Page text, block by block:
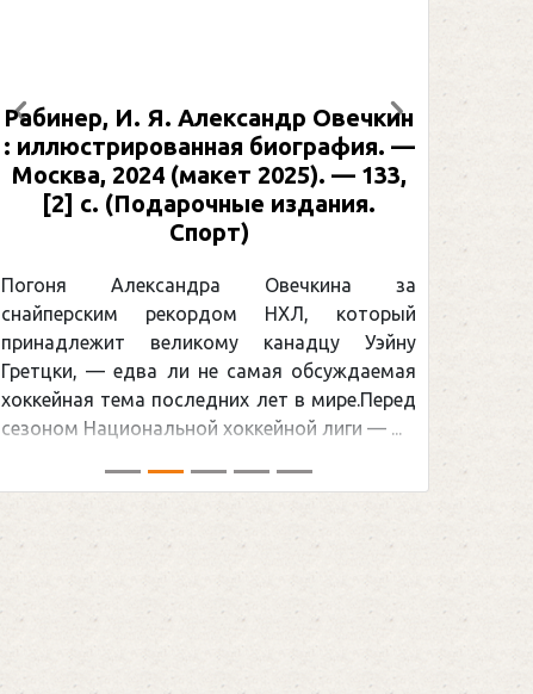
Рабинер, И. Я. Александр Овечкин
: иллюстрированная биография. —
Москва, 2024 (макет 2025). — 133,
[2] с. (Подарочные издания.
Спорт)
Погоня Александра Овечкина за
снайперским рекордом НХЛ, который
принадлежит великому канадцу Уэйну
Гретцки, — едва ли не самая обсуждаемая
хоккейная тема последних лет в мире.Перед
сезоном Национальной хоккейной лиги — ...
Предыдущий Следующий